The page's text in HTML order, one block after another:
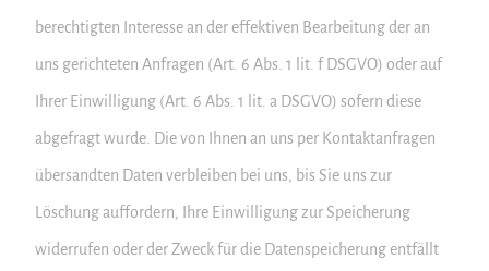
berechtigten Interesse an der effektiven Bearbeitung der an
uns gerichteten Anfragen (Art. 6 Abs. 1 lit. f DSGVO) oder auf
Ihrer Einwilligung (Art. 6 Abs. 1 lit. a DSGVO) sofern diese
abgefragt wurde. Die von Ihnen an uns per Kontaktanfragen
übersandten Daten verbleiben bei uns, bis Sie uns zur
Löschung auffordern, Ihre Einwilligung zur Speicherung
widerrufen oder der Zweck für die Datenspeicherung entfällt